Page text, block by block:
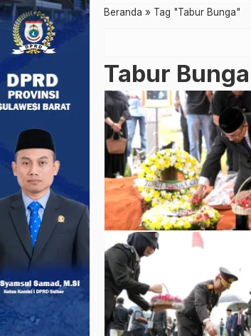
Beranda » Tag "Tabur Bunga"
Tabur Bunga